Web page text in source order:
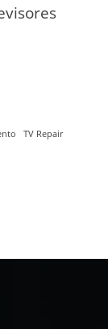
TV Repair